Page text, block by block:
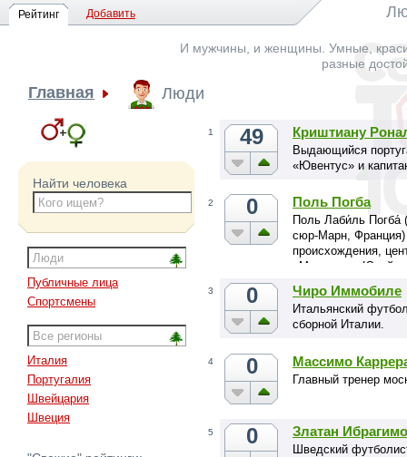
Рейтинг Добавить
И мужчины, и женщины. Умные,
разные
Главная Люди
Найти человека
Публичные лица
Спортсмены
Италия
Португалия
Швейцария
Швеция
1 49 Криштиану
Выдающийся
«Ювентус» и
2 0 Поль Погба
Поль Лаби́ль Погба́
сюр-Марн, Франция)
происхождения,
«Манчестер
3 0 Чиро Иммобиле
Итальянский
сборной Италии.
4 0 Массимо
Главный тренер
5 0 Златан
Шведский